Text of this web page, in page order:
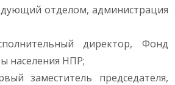
отделом, администрация
директор, Фонд
населения НПР;
заместитель председателя,